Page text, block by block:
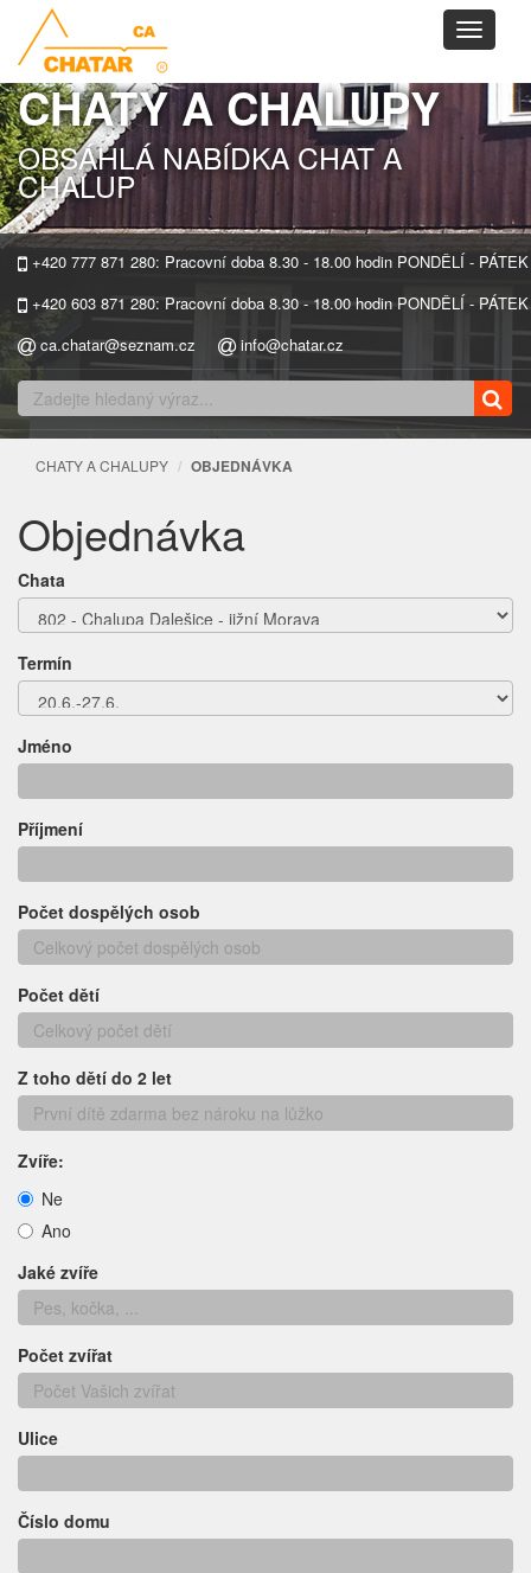
Toggle
CHATY A CHALUPY
OBSÁHLÁ NABÍDKA CHAT A
CHALUP
+420 777 871 280: Pracovní doba 8.30 - 18.00 hodin PONDĚLÍ - PÁTEK
+420 603 871 280: Pracovní doba 8.30 - 18.00 hodin PONDĚLÍ - PÁTEK
ca.chatar@seznam.cz
info@chatar.cz
CHATY A CHALUPY OBJEDNÁVKA
Objednávka
Chata
Termín
Jméno
Příjmení
Počet dospělých osob
Počet dětí
Z toho dětí do 2 let
Zvíře:
Ne
Ano
Jaké zvíře
Počet zvířat
Ulice
Číslo domu